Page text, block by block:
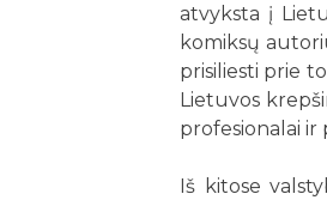
atvyksta į
komiksų
prisiliesti prie
Lietuvos
profesionalai
Iš kitose